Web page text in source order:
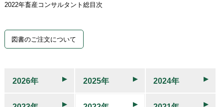
2022年畜産コンサルタント総目次
図書のご注文について
2026年 2025年 2024年